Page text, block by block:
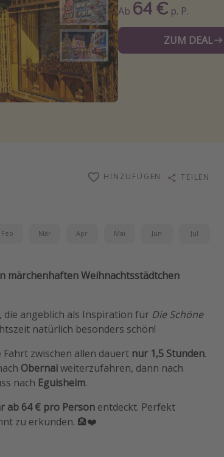
Ab 64 € p. P.
ZUM DEAL
HINZUFÜGEN TEILEN
Feb Mär Apr Mai Jun Jul
märchenhaften Weihnachtsstädtchen
angeblich als Inspiration für Die Schöne
natürlich besonders schön!
zwischen allen dauert nur 1,5 Stunden.
Obernaiweiterzufahren, dann nach
nach Eguisheim.
ab 64 € pro Person entdeckt. Perfekt
zu erkunden. 🏨❤️